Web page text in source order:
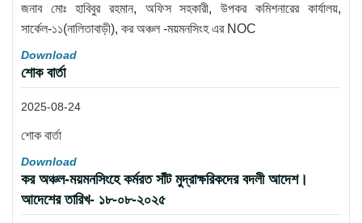
জনাব মোঃ হাবিবুর রহমান, অফিস সহকারী, উপকর কমিশনারের কার্যালয়,
সার্কেল-১১(নালিতাবাড়ী), কর অঞ্চল -ময়মনসিংহ এর NOC
Download
শোক বার্তা
2025-08-24
শোক বার্তা
Download
কর অঞ্চল-ময়মনসিংহে কর্মরত সাঁট মুদ্রাক্ষরিকদের বদলী আদেশ।
আদেশের তারিখ- ১৮-০৮-২০২৫